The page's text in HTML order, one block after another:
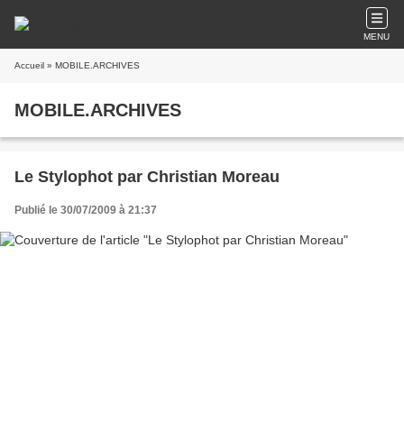
MENU
Accueil » MOBILE.ARCHIVES
MOBILE.ARCHIVES
Le Stylophot par Christian Moreau
Publié le 30/07/2009 à 21:37